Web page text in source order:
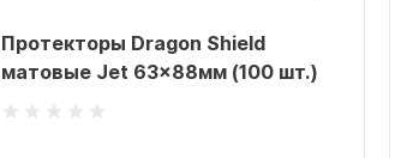
Протекторы Dragon Shield
матовые Jet 63x88мм (100 шт.)